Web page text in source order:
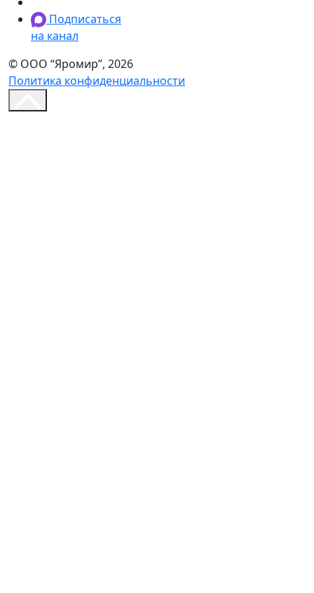
Подписаться
на канал
© ООО “Яромир”, 2026
Политика конфиденциальности